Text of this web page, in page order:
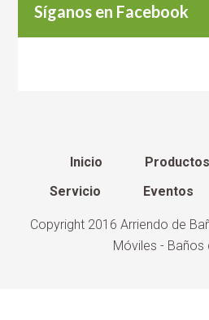
Síganos en Facebook
Inicio Productos
Servicio
Eventos
Copyright 2016 Arriendo de
Móviles - Baños